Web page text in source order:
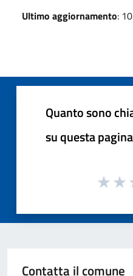
Ultimo aggiornamento:
Quanto sono
su questa
Contatta il comune